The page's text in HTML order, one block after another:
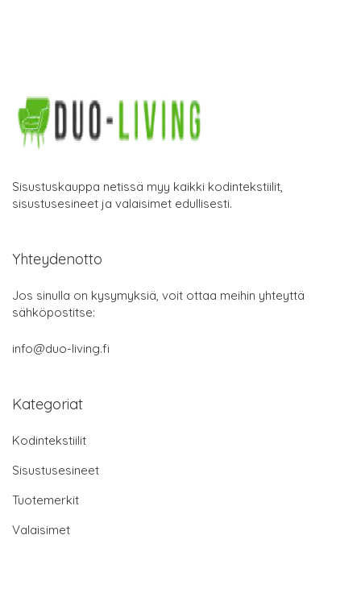
Sisustuskauppa netissä myy kaikki kodintekstiilit,
sisustusesineet ja valaisimet edullisesti.
Yhteydenotto
Jos sinulla on kysymyksiä, voit ottaa meihin yhteyttä
sähköpostitse:
info@duo-living.fi
Kategoriat
Kodintekstiilit
Sisustusesineet
Tuotemerkit
Valaisimet